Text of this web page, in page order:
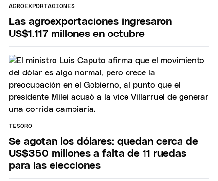
AGROEXPORTACIONES
Las agroexportaciones ingresaron
US$1.117 millones en octubre
TESORO
Se agotan los dólares: quedan cerca de
US$350 millones a falta de 11 ruedas
para las elecciones